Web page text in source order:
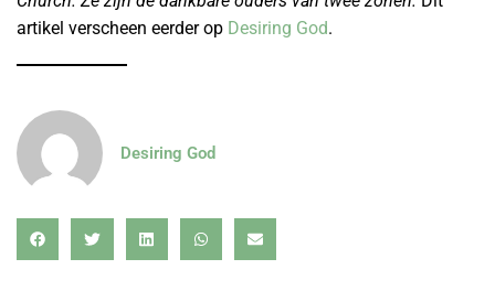
artikel verscheen eerder op Desiring God.
Desiring God